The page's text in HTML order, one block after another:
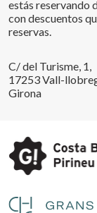
estás reservando
con descuentos
reservas.
C/ del Turisme, 1,
17253 Vall-
Girona